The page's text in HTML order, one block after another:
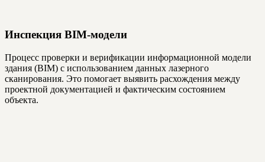
Инспекция BIM-модели
Процесс проверки и верификации информационной модели
здания (BIM) с использованием данных лазерного
сканирования. Это помогает выявить расхождения между
проектной документацией и фактическим состоянием
объекта.